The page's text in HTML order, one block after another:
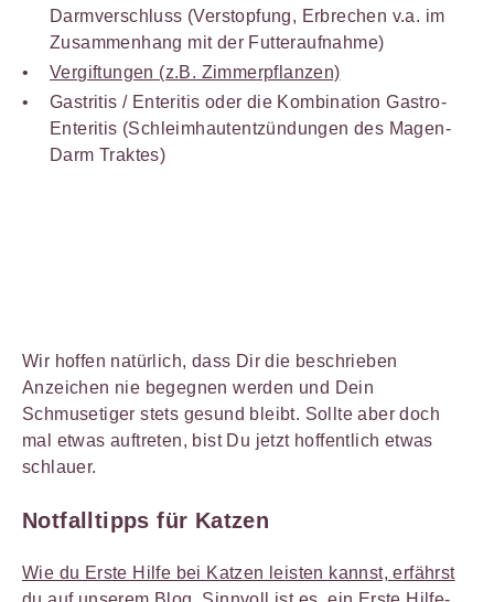
Darmverschluss (Verstopfung, Erbrechen v.a. im
Zusammenhang mit der Futteraufnahme)
Vergiftungen (z.B. Zimmerpflanzen)
Gastritis / Enteritis oder die Kombination Gastro-
Enteritis (Schleimhautentzündungen des Magen-
Darm Traktes)
Wir hoffen natürlich, dass Dir die beschrieben
Anzeichen nie begegnen werden und Dein
Schmusetiger stets gesund bleibt. Sollte aber doch
mal etwas auftreten, bist Du jetzt hoffentlich etwas
schlauer.
Notfalltipps für Katzen
Wie du Erste Hilfe bei Katzen leisten kannst, erfährst